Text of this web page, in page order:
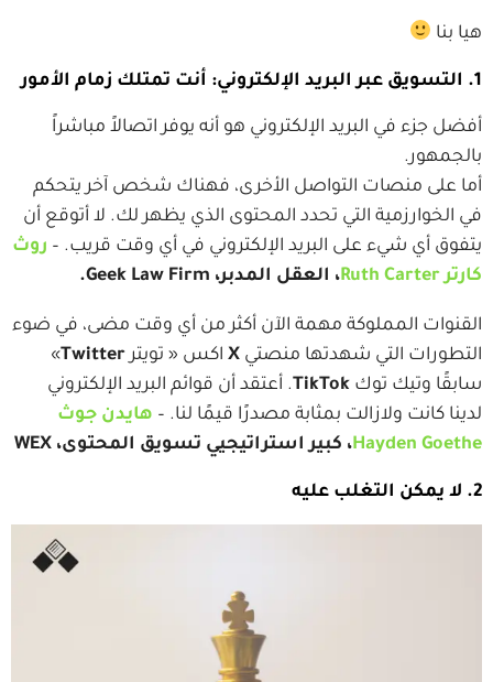
هيا بنا
1. التسويق عبر البريد الإلكتروني: أنت تمتلك زمام الأمور
أفضل جزء في البريد الإلكتروني هو أنه يوفر اتصالاً مباشراً
بالجمهور.
أما على منصات التواصل الأخرى، فهناك شخص آخر يتحكم
في الخوارزمية التي تحدد المحتوى الذي يظهر لك. لا أتوقع أن
يتفوق أي شيء على البريد الإلكتروني في أي وقت قريب. – روث
كارتر Ruth Carter
، العقل المدبر، Geek Law Firm.
القنوات المملوكة مهمة الآن أكثر من أي وقت مضى، في ضوء
التطورات التي شهدتها منصتي X اكس « تويتر Twitter
»
سابقًا وتيك توك TikTok . أعتقد أن قوائم البريد الإلكتروني
لدينا كانت ولازالت بمثابة مصدرًا قيمًا لنا. – هايدن جوث
Hayden Goethe، كبير استراتيجيي تسويق المحتوى، WEX
2. لا يمكن التغلب عليه